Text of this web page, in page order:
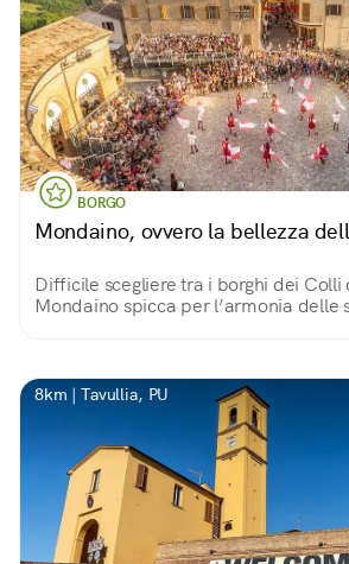
BORGO
Mondaino, ovvero la bellezza
Difficile scegliere tra i borghi dei Colli
Mondaino spicca per l’armonia delle
8km | Tavullia, PU